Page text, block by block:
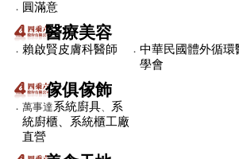
． 圓滿意
醫療美容
． 賴啟賢皮膚科醫師 ． 中華民國體外循環
學會
傢俱傢飾
． 萬事達系統廚具、 系
統廚櫃、系統櫃工廠
直營